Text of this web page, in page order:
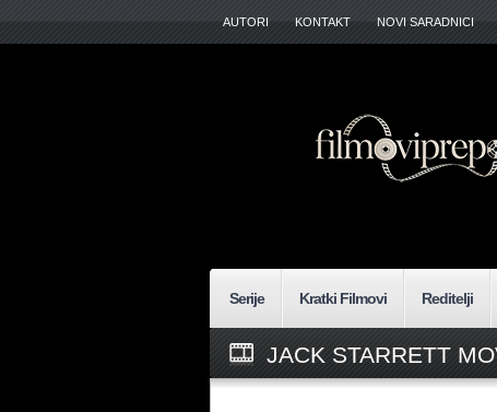
AUTORI KONTAKT NOVI SARADNICI
Serije Kratki Filmovi Reditelji
JACK STARRETT